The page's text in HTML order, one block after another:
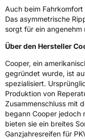
Herstellerkontakt
S.L.,
Auch beim
Das asymmetrische
sorgt für ein angenehm
Über den Hersteller
Cooper, ein
gegründet wurde, ist
spezialisiert.
Produktion von
Zusammenschluss mit
begann Cooper jedoch
bieten sie ein breites
Ganzjahresreifen für